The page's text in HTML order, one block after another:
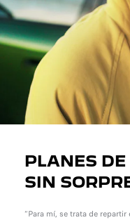
PLANES
SIN
“Para mí, se trata de